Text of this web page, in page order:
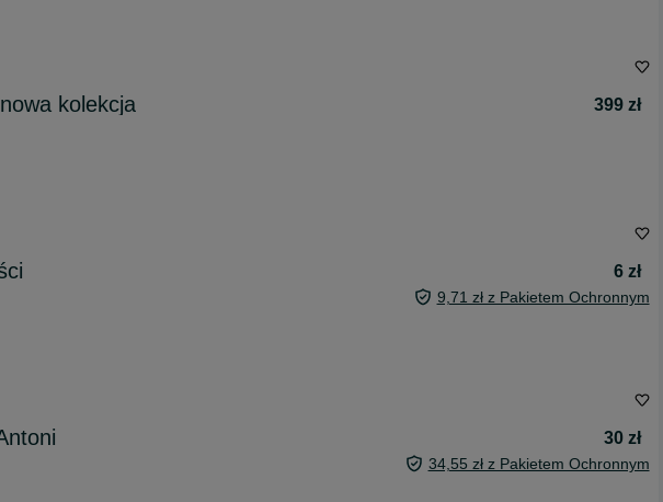
kolekcja
399 zł
6 zł
9,71 zł z Pakietem Ochronnym
30 zł
34,55 zł z Pakietem Ochronnym